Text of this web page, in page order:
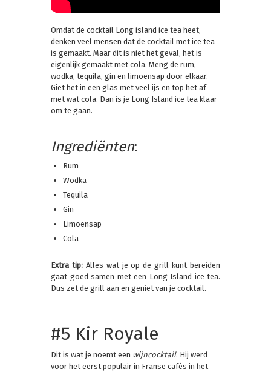
Omdat de cocktail Long island ice tea heet,
denken veel mensen dat de cocktail met ice tea
is gemaakt. Maar dit is niet het geval, het is
eigenlijk gemaakt met cola. Meng de rum,
wodka, tequila, gin en limoensap door elkaar.
Giet het in een glas met veel ijs en top het af
met wat cola. Dan is je Long Island ice tea klaar
om te gaan.
Ingrediënten:
Rum
Wodka
Tequila
Gin
Limoensap
Cola
Extra tip: Alles wat je op de grill kunt bereiden
gaat goed samen met een Long Island ice tea.
Dus zet de grill aan en geniet van je cocktail.
#5 Kir Royale
Dit is wat je noemt een wijncocktail. Hij werd
voor het eerst populair in Franse cafés in het